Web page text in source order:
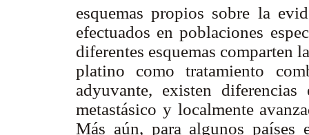
esquemas propios sobre la
efectuados en poblaciones
diferentes esquemas comparten
platino como tratamiento
adyuvante, existen
metastásico y localmente
Más aún, para algunos países